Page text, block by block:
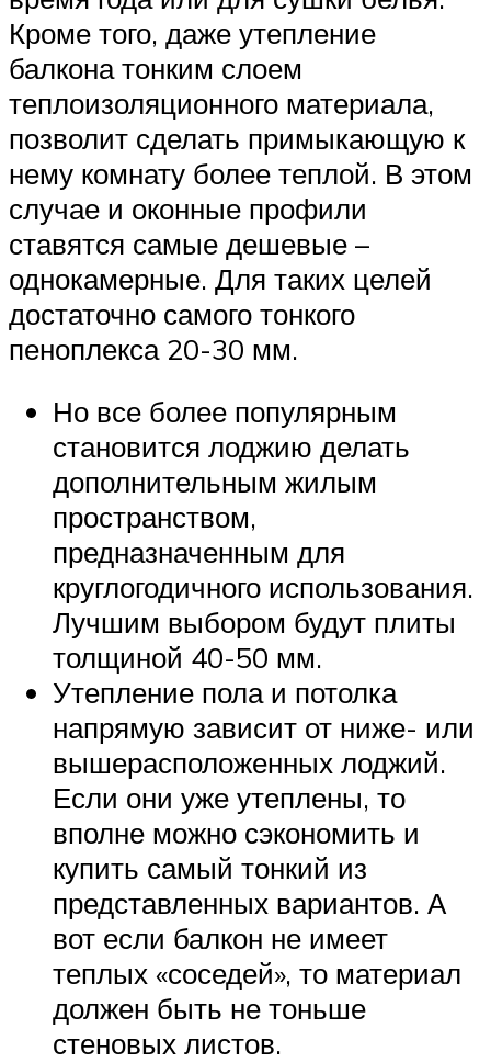
Кроме того, даже утепление
балкона тонким слоем
теплоизоляционного материала,
позволит сделать примыкающую к
нему комнату более теплой. В этом
случае и оконные профили
ставятся самые дешевые –
однокамерные. Для таких целей
достаточно самого тонкого
пеноплекса 20-30 мм.
Но все более популярным
становится лоджию делать
дополнительным жилым
пространством,
предназначенным для
круглогодичного использования.
Лучшим выбором будут плиты
толщиной 40-50 мм.
Утепление пола и потолка
напрямую зависит от ниже- или
вышерасположенных лоджий.
Если они уже утеплены, то
вполне можно сэкономить и
купить самый тонкий из
представленных вариантов. А
вот если балкон не имеет
теплых «соседей», то материал
должен быть не тоньше
стеновых листов.